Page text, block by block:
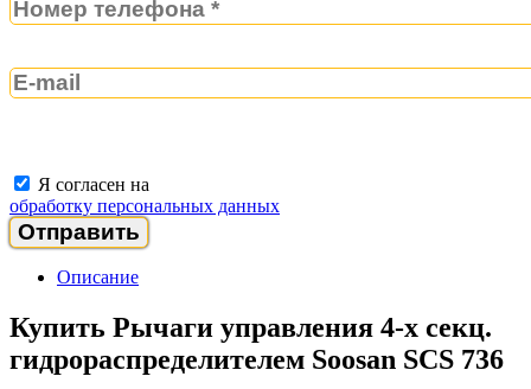
Я согласен на
обработку персональных данных
Описание
Купить Рычаги управления 4-х секц.
гидрораспределителем Soosan SCS 736